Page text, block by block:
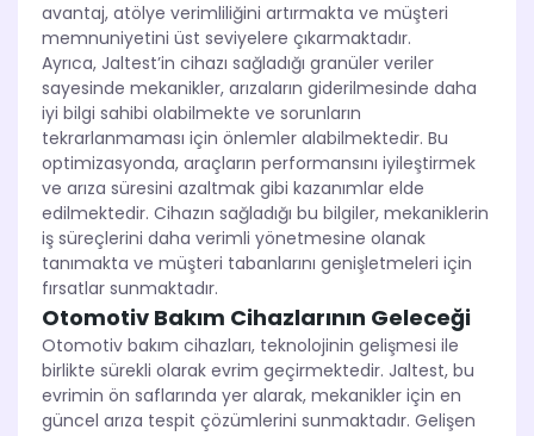
avantaj, atölye verimliliğini artırmakta ve müşteri
memnuniyetini üst seviyelere çıkarmaktadır.
Ayrıca, Jaltest’in cihazı sağladığı granüler veriler
sayesinde mekanikler, arızaların giderilmesinde daha
iyi bilgi sahibi olabilmekte ve sorunların
tekrarlanmaması için önlemler alabilmektedir. Bu
optimizasyonda, araçların performansını iyileştirmek
ve arıza süresini azaltmak gibi kazanımlar elde
edilmektedir. Cihazın sağladığı bu bilgiler, mekaniklerin
iş süreçlerini daha verimli yönetmesine olanak
tanımakta ve müşteri tabanlarını genişletmeleri için
fırsatlar sunmaktadır.
Otomotiv Bakım Cihazlarının Geleceği
Otomotiv bakım cihazları, teknolojinin gelişmesi ile
birlikte sürekli olarak evrim geçirmektedir. Jaltest, bu
evrimin ön saflarında yer alarak, mekanikler için en
güncel arıza tespit çözümlerini sunmaktadır. Gelişen